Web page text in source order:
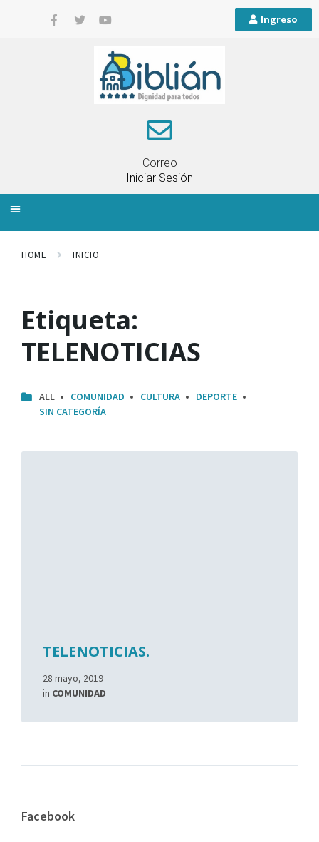
Ingreso
Correo
Iniciar Sesión
HOME INICIO
Etiqueta:
TELENOTICIAS
ALL COMUNIDAD CULTURA
DEPORTE
SIN CATEGORÍA
TELENOTICIAS.
28 mayo, 2019
in COMUNIDAD
Facebook